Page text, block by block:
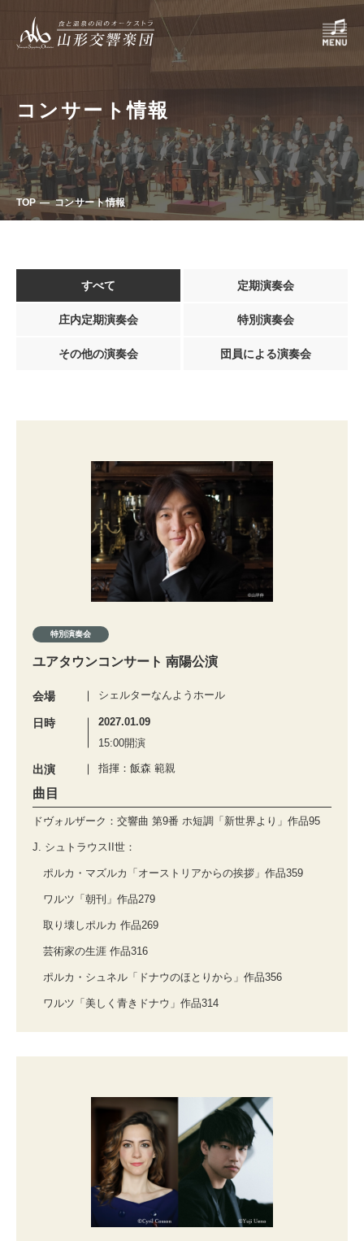
コンサート情報
TOP コンサート情報
すべて 定期演奏会
庄内定期演奏会 特別演奏会
その他の演奏会 団員による演奏会
特別演奏会
ユアタウンコンサート 南陽公演
会場 シェルターなんようホール
日時
2027.01.09
15:00開演
出演 指揮：飯森 範親
曲目
ドヴォルザーク：交響曲 第9番 ホ短調「新世界より」作品95
J. シュトラウスII世：
ポルカ・マズルカ「オーストリアからの挨拶」作品359
ワルツ「朝刊」作品279
取り壊しポルカ 作品269
芸術家の生涯 作品316
ポルカ・シュネル「ドナウのほとりから」作品356
ワルツ「美しく青きドナウ」作品314